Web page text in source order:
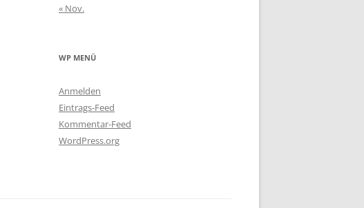
« Nov.
WP MENÜ
Anmelden
Eintrags-Feed
Kommentar-Feed
WordPress.org